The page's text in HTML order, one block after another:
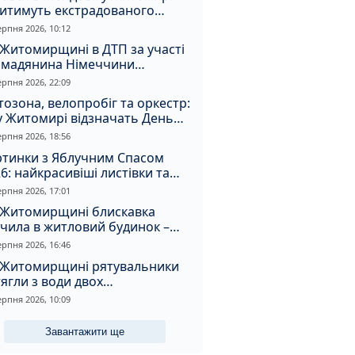
екстрадованого
за сурогатний спирт і
грошей
2026, 10:12
в ДТП за участі
Німеччини
двоє людей
2026, 22:09
велопробіг та оркестр:
Житомирі відзначать День
та День Незалежності
2026, 18:56
з Яблучним Спасом
найкрасивіші листівки та
привітання зі святом
2026, 17:01
блискавка
в житловий будинок –
пожежа
2026, 16:46
рятувальники
з води двох
2026, 10:09
Завантажити ще